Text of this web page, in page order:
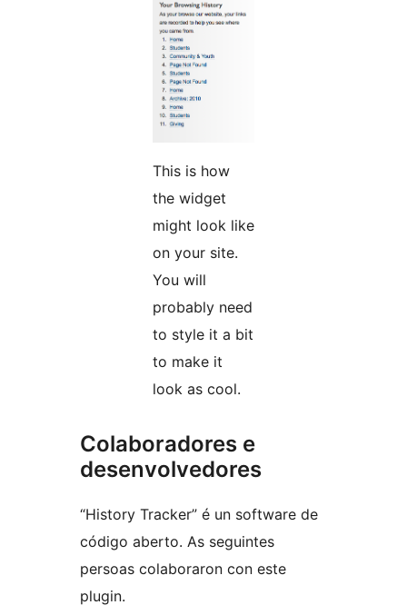
This is how
the widget
might look like
on your site.
You will
probably need
to style it a bit
to make it
look as cool.
Colaboradores e
desenvolvedores
“History Tracker” é un software de
código aberto. As seguintes
persoas colaboraron con este
plugin.